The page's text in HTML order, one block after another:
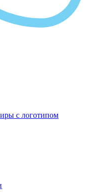
с логотипом